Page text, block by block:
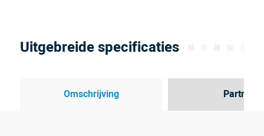
Uitgebreide specificaties
Omschrijving Partner